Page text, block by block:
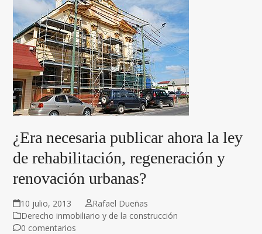
¿Era necesaria publicar ahora la ley
de rehabilitación, regeneración y
renovación urbanas?
10 julio, 2013
Rafael Dueñas
Derecho inmobiliario y de la construcción
0 comentarios